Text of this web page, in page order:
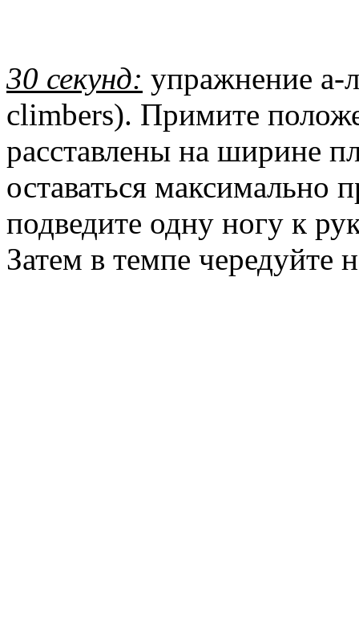
30 секунд: упражнение а-
climbers). Примите
расставлены на ширине
оставаться максимально
подведите одну ногу к
Затем в темпе чередуйте